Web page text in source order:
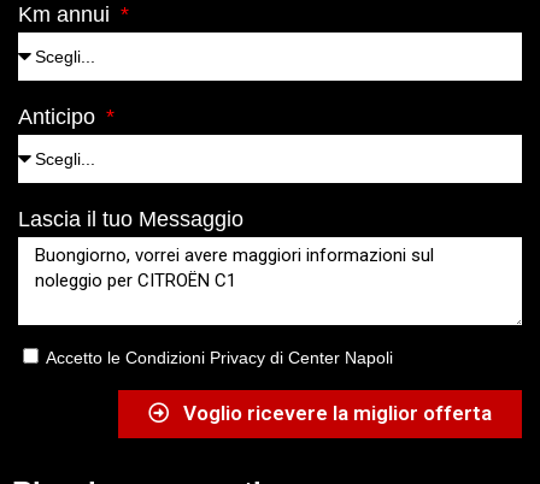
Km annui
Anticipo
Lascia il tuo Messaggio
Accetto le Condizioni Privacy di Center Napoli
Voglio ricevere la miglior offerta